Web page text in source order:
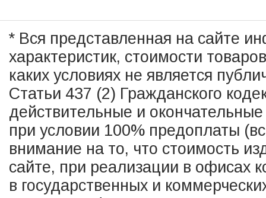
* Вся представленная на сайте
характеристик, стоимости
каких условиях не является
Статьи 437 (2) Гражданского
действительные и
при условии 100% предоплаты
внимание на то, что стоимость
сайте, при реализации в офисах
в государственных и